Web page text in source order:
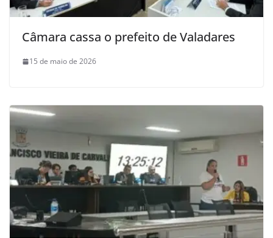
Câmara cassa o prefeito de Valadares
15 de maio de 2026